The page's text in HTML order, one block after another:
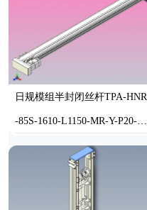
日规模组半封闭丝杆TPA-HNR
-85S-1610-L1150-MR-Y-P20-N
3
STEP